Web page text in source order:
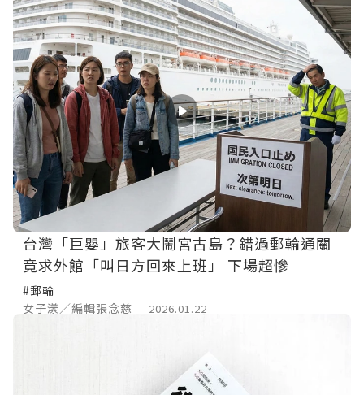
台灣「巨嬰」旅客大鬧宮古島？錯過郵輪通關
竟求外館「叫日方回來上班」 下場超慘
#郵輪
女子漾／編輯張念慈
2026.01.22